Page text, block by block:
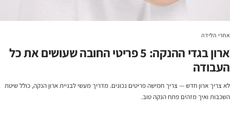
אחרי הלידה
ארון בגדי ההנקה: 5 פריטי החובה שעושים את כל
העבודה
לא צריך ארון חדש — צריך חמישה פריטים נכונים. מדריך מעשי לבניית ארון הנקה, כולל שיטת
השכבות ואיך מזהים פתח הנקה טוב.